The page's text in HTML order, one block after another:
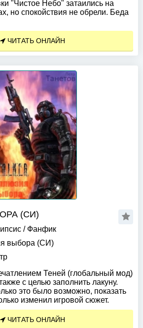
"Чистое Небо" затаились на
но спокойствия не обрели. Беда
ЧИТАТЬ ОНЛАЙН
(СИ)
/ Фанфик
выбора (СИ)
Теней (глобальный мод)
с целью заполнить лакуну.
это было возможно, показать
изменил игровой сюжет.
ЧИТАТЬ ОНЛАЙН